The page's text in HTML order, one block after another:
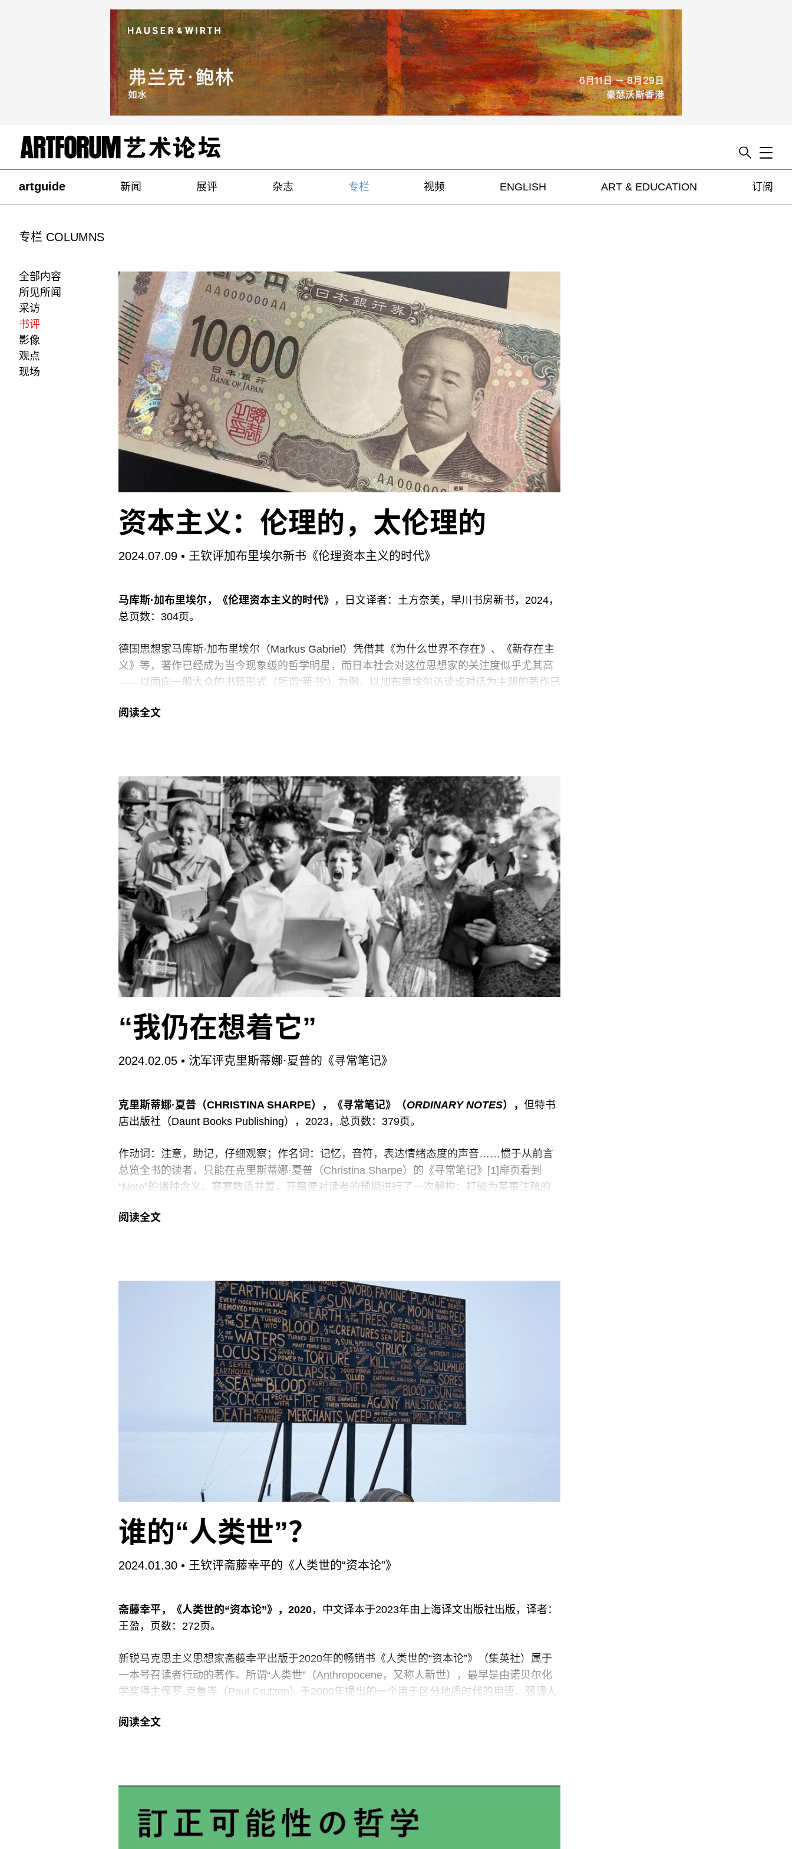
Toggle
artguide 新闻 展评 杂志 专栏 视频 ENGLISH ART & EDUCATION 订阅
专栏 COLUMNS
全部内容
所见所闻
采访
书评
影像
观点
现场
资本主义：伦理的，太伦理的
2024.07.09 • 王钦评加布里埃尔新书《伦理资本主义的时代》
马库斯·加布里埃尔，《伦理资本主义的时代》 ，日文译者：土方奈美，早川书房新书，2024，
总页数：304页。
德国思想家马库斯·加布里埃尔（Markus Gabriel）凭借其《为什么世界不存在》、《新存在主
义》等，著作已经成为当今现象级的哲学明星，而日本社会对这位思想家的关注度似乎尤其高
——以面向一般大众的书籍形式（所谓“新书”）为例，以加布里埃尔访谈或对话为主题的著作已
度，加布里埃尔选择将自己最近的著作《伦理资本主义的时代》首先以日译本的形式在日本出
替代性方案，而且我们也不需要设想什么替代性方案，需要的是——如本书标题所明示的——
一种将伦理诉求和资本主义经济模式相结合的“伦理资本主义”。
毫无疑问，恐怕在任何一位受过基础教育的读者眼中，“伦理资本主义”一词似乎都是一个矛盾措
辞：众所周知，不仅资本主义在历史上造成的各种剥削和社会不平等，以及对于自然资源的破
坏，与任何伦理主张都背道而驰，而且从原则上说，“资本”只会不断地自我扩张而不会受制于任
何外部的
阅读全文
“我仍在想着它”
2024.02.05 • 沈军评克里斯蒂娜·夏普的《寻常笔记》
克里斯蒂娜·夏普（CHRISTINA SHARPE），《寻常笔记》（ORDINARY NOTES）， 但特书
店出版社（Daunt Books Publishing），2023，总页数：379页。
作动词：注意，助记，仔细观察；作名词：记忆，音符，表达情绪态度的声音……惯于从前言
总览全书的读者，只能在克里斯蒂娜·夏普（Christina Sharpe）的《寻常笔记》[1]扉页看到
“Note”的诸种含义。寥寥数语并置，开篇便对读者的预期进行了一次解构：打破为某事注疏的
缺失写作时间、随作者的脚步游走于各个地点的笔记，部分源于作者电脑里一份名为《为某事
反黑人的声音；尝试去除反黑人逻辑，但以失败告终的记录；拒绝套用上述逻辑从而同时去人
化、非人化或再人化黑人的笔记”（页3）。碎片式的笔记中暗含线索，或层层递进，或前后呼
应，偶有推翻前设，像极了一种伴随式的思考状态。
­众多读罢让人获得新知的书中，《寻常笔记》是让人想要去感受的一本。
阅读全文
谁的“人类世”？
2024.01.30 • 王钦评斋藤幸平的《人类世的“资本论”》
斋藤幸平，《人类世的“资本论”》，2020，中文译本于2023年由上海译文出版社出版，译者：
王盈，页数：272页。
新锐马克思主义思想家斋藤幸平出版于2020年的畅销书《人类世的“资本论”》（集英社）属于
一本号召读者行动的著作。所谓“人类世”（Anthropocene，又称人新世），最早是由诺贝尔化
学奖得主保罗·克鲁岑（Paul Crutzen）于2000年提出的一个用于区分地质时代的用语，强调人
出的人工制品——也即负担和矛盾——覆盖地球的时代”。面对“人类世”给生态环境造成的严重
题采取或即将采取的节能减排措施，还是各类正在或已经投入使用的绿色新能源，都无助于从
根本上解决越来越严重的资源危机和环境危机。斋藤指出，这些绿色环保的意识形态只会让人
们继续心安理得地维持目前的生活方式，而无助于解决环境问题；换言之，根本问题从来都是
以“发展”、“生产”和“消费”为导向的资本主义经济制度和由此带来的当代消费社会以及与之相配
阅读全文